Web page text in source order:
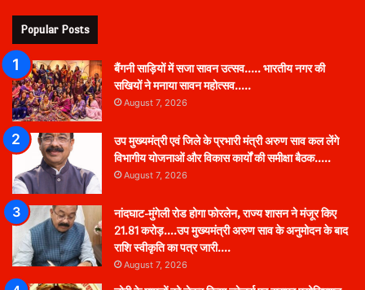
Popular Posts
बैंगनी साड़ियों में सजा सावन उत्सव….. भारतीय नगर की
सखियों ने मनाया सावन महोत्सव…..
August 7, 2026
उप मुख्यमंत्री एवं जिले के प्रभारी मंत्री अरुण साव कल लेंगे
विभागीय योजनाओं और विकास कार्यों की समीक्षा बैठक…..
August 7, 2026
नांदघाट-मुंगेली रोड होगा फोरलेन, राज्य शासन ने मंजूर किए
21.81 करोड़….उप मुख्यमंत्री अरुण साव के अनुमोदन के बाद
राशि स्वीकृति का पत्र जारी….
August 7, 2026